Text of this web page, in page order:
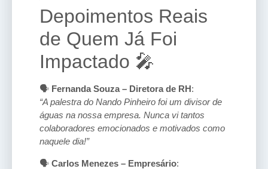
Depoimentos Reais
de Quem Já Foi
Impactado 🎤
🗣️ Fernanda Souza – Diretora de RH:
“A palestra do Nando Pinheiro foi um divisor de
águas na nossa empresa. Nunca vi tantos
colaboradores emocionados e motivados como
naquele dia!”
🗣️ Carlos Menezes – Empresário: